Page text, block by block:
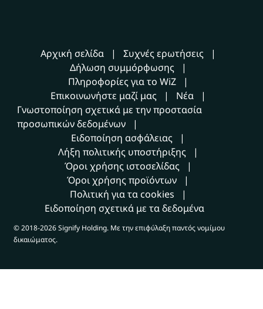
Αρχική σελίδα
Συχνές ερωτήσεις
Δήλωση συμμόρφωσης
Πληροφορίες για το WiZ
Επικοινωνήστε μαζί μας
Νέα
Γνωστοποίηση σχετικά με την προστασία
προσωπικών δεδομένων
Ειδοποίηση ασφάλειας
Λήξη πολιτικής υποστήριξης
Όροι χρήσης ιστοσελίδας
Όροι χρήσης προϊόντων
Πολιτική για τα cookies
Ειδοποίηση σχετικά με τα δεδομένα
© 2018-2026 Signify Holding. Με την επιφύλαξη παντός νομίμου
δικαιώματος.